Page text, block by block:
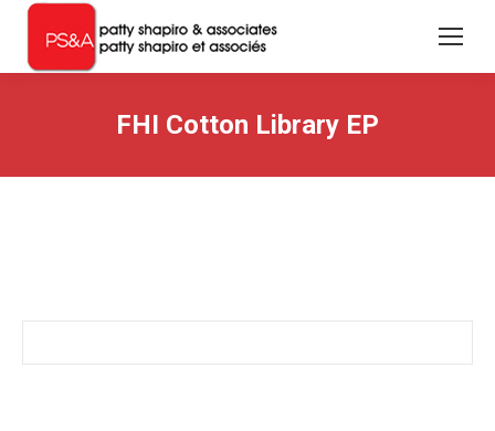
FHI Cotton Library EP